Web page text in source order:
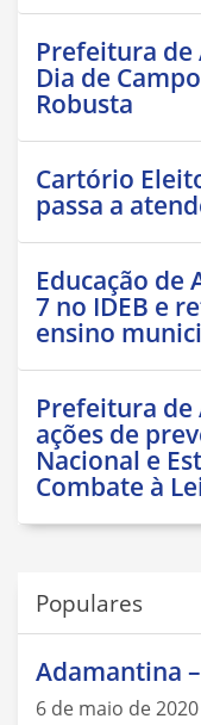
Prefeitura
Dia de
Robusta
Cartório
passa a
Educação de
7 no IDEB e
ensino
Prefeitura
ações de
Nacional e
Combate à
Populares
Adamantina
6 de maio de 2020